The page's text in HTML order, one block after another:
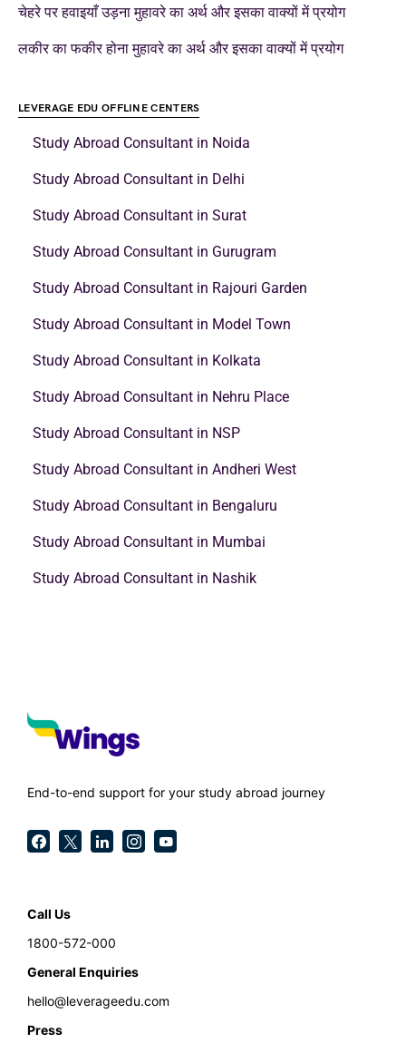
चेहरे पर हवाइयाँ उड़ना मुहावरे का अर्थ और इसका वाक्यों में प्रयोग
लकीर का फकीर होना मुहावरे का अर्थ और इसका वाक्यों में प्रयोग
LEVERAGE EDU OFFLINE CENTERS
Study Abroad Consultant in Noida
Study Abroad Consultant in Delhi
Study Abroad Consultant in Surat
Study Abroad Consultant in Gurugram
Study Abroad Consultant in Rajouri Garden
Study Abroad Consultant in Model Town
Study Abroad Consultant in Kolkata
Study Abroad Consultant in Nehru Place
Study Abroad Consultant in NSP
Study Abroad Consultant in Andheri West
Study Abroad Consultant in Bengaluru
Study Abroad Consultant in Mumbai
Study Abroad Consultant in Nashik
End-to-end support for your study abroad journey
Call Us
1800-572-000
General Enquiries
hello@leverageedu.com
Press